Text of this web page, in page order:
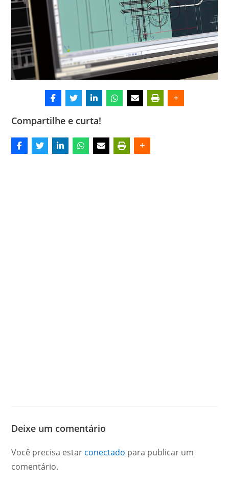
Compartilhe e curta!
Deixe um comentário
Você precisa estar conectado para publicar um
comentário.